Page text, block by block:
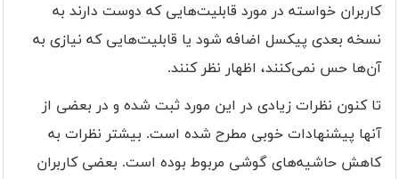
کاربران خواسته در مورد قابلیت‌هایی که دوست دارند به
نسخه بعدی پیکسل اضافه شود یا قابلیت‌هایی که نیازی به
آن‌ها حس نمی‌کنند، اظهار نظر کنند.
تا کنون نظرات زیادی در این مورد ثبت شده و در بعضی از
آنها پیشنهادات خوبی مطرح شده است. بیشتر نظرات به
کاهش حاشیه‌های گوشی مربوط بوده است. بعضی کاربران